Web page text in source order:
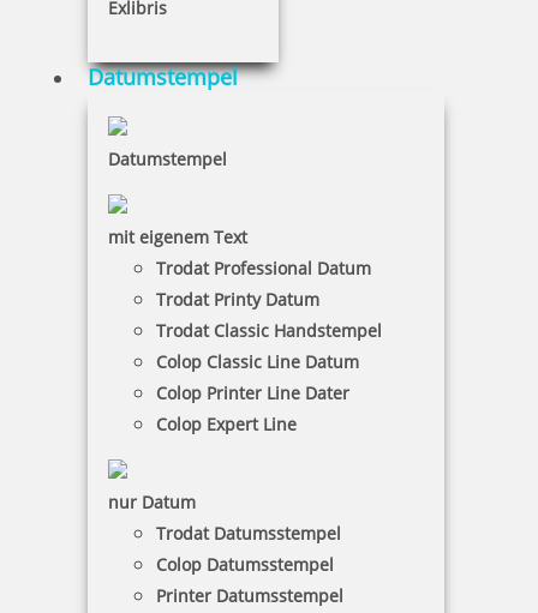
Exlibris
Datumstempel
Datumstempel
mit eigenem Text
Trodat Professional Datum
Trodat Printy Datum
Trodat Classic Handstempel
Colop Classic Line Datum
Colop Printer Line Dater
Colop Expert Line
nur Datum
Trodat Datumsstempel
Colop Datumsstempel
Printer Datumsstempel
5,15 €
Colop Marky Nachfüllset inklusive Kissen Textilband und
Etiketten